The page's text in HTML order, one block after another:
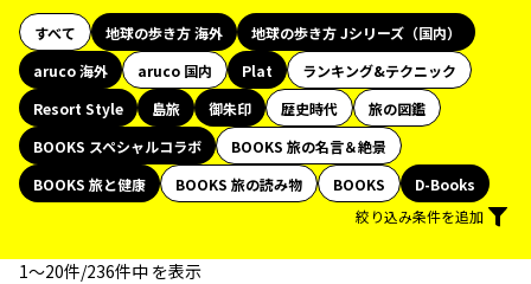
すべて 地球の歩き方 海外
地球の歩き方 Jシリーズ（国内）
aruco 海外
aruco 国内 Plat
ランキング&テクニック
Resort Style
島旅 御朱印 歴史時代
旅の図鑑
BOOKS スペシャルコラボ
BOOKS 旅の名言＆絶景
BOOKS 旅と健康
BOOKS 旅の読み物 BOOKS
D-Books
絞り込み条件を追加
1〜20件/236件中 を表示